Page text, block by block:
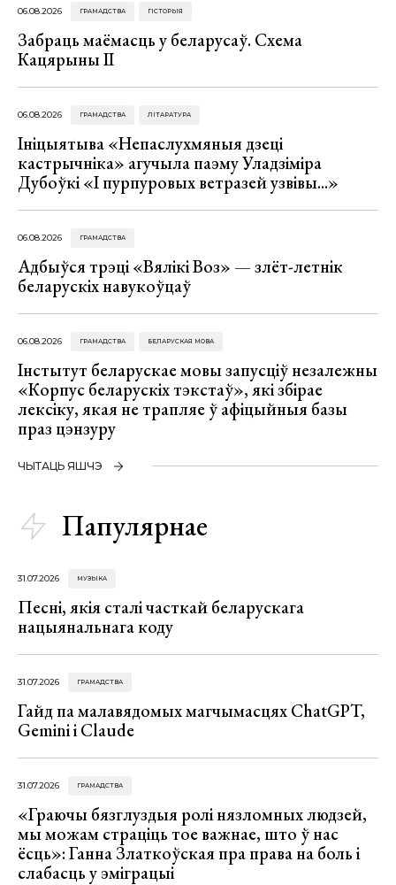
06.08.2026 ГРАМАДСТВА ГІСТОРЫЯ
Забраць маёмасць у беларусаў. Схема
Кацярыны ІІ
06.08.2026 ГРАМАДСТВА ЛІТАРАТУРА
Ініцыятыва «Непаслухмяныя дзеці
кастрычніка» агучыла паэму Уладзіміра
Дубоўкі «І пурпуровых ветразей узвівы...»
06.08.2026 ГРАМАДСТВА
Адбыўся трэці «Вялікі Воз» — злёт-летнік
беларускіх навукоўцаў
06.08.2026 ГРАМАДСТВА БЕЛАРУСКАЯ МОВА
Інстытут беларускае мовы запусціў незалежны
«Корпус беларускіх тэкстаў», які збірае
лексіку, якая не трапляе ў афіцыйныя базы
праз цэнзуру
ЧЫТАЦЬ ЯШЧЭ
Папулярнае
31.07.2026 МУЗЫКА
Песні, якія сталі часткай беларускага
нацыянальнага коду
31.07.2026 ГРАМАДСТВА
Гайд па малавядомых магчымасцях ChatGPT,
Gemini і Claude
31.07.2026 ГРАМАДСТВА
«Граючы бязглуздыя ролі нязломных людзей,
мы можам страціць тое важнае, што ў нас
ёсць»: Ганна Златкоўская пра права на боль і
слабасць у эміграцыі